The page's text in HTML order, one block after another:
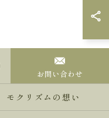
お問い合わせ
モクリズムの想い